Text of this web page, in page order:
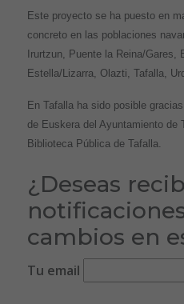
Este proyecto se ha puesto en
concreto en las poblaciones
Irurtzun, Puente la Reina/Gares,
Estella/Lizarra, Olazti, Tafalla,
En Tafalla ha sido posible
de Euskera del Ayuntamiento de
Biblioteca Pública de Tafalla.
¿Deseas
cambios en
Tu email